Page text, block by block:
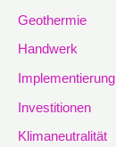
Geothermie
Handwerk
Implementierung
Investitionen
Klimaneutralität